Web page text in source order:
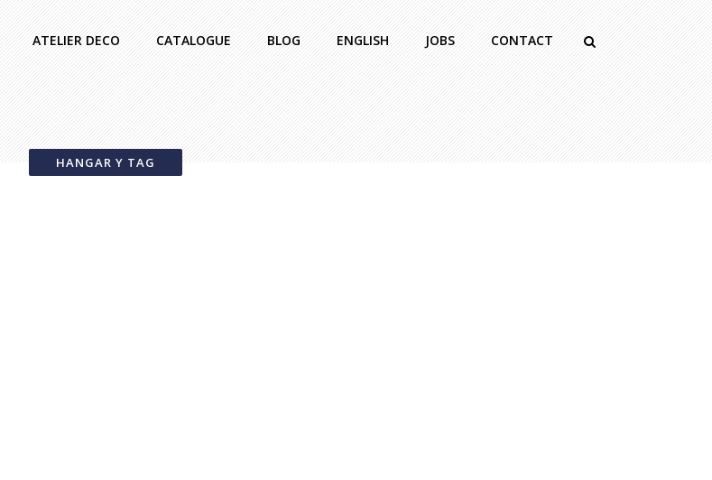
ATELIER DECO CATALOGUE BLOG ENGLISH JOBS CONTACT
HANGAR Y TAG